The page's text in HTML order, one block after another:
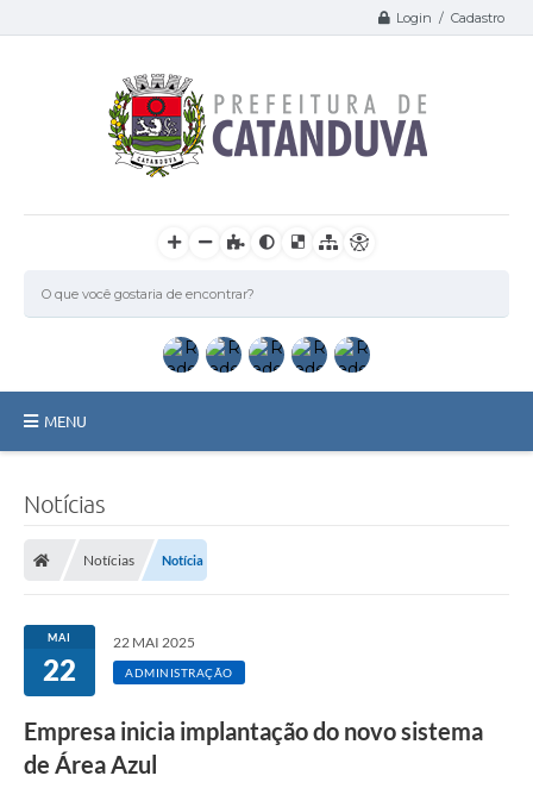
Login / Cadastro
MENU
Licitações / PCA
Transparência
Contratos
Notícias
Notícias Notícia
MAI
22
22 MAI 2025
ADMINISTRAÇÃO
Empresa inicia implantação do novo sistema
de Área Azul